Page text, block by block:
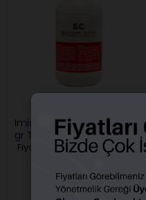
Imicryl SC Soğuk Akrilik 450
gr Toz
Fiyatları görebilmek için üye
girişi yapmalısınız.